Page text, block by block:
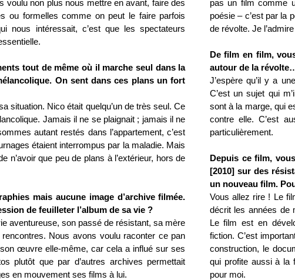
voulu non plus nous mettre en avant, faire des
ou formelles comme on peut le faire parfois
nous intéressait, c’est que les spectateurs
tout de même où il marche seul dans la
On sent dans ces plans un fort
situation. Nico était quelqu’un de très seul. Ce
Jamais il ne se plaignait ; jamais il ne
autant restés dans l’appartement, c’est
étaient interrompus par la maladie. Mais
n’avoir que peu de plans à l’extérieur, hors de
mais aucune image d’archive filmée.
de feuilleter l’album de sa vie ?
aventureuse, son passé de résistant, sa mère
Nous avons voulu raconter ce pan
œuvre elle-même, car cela a influé sur ses
plutôt que par d’autres archives permettait
en mouvement ses films à lui.
pas un film comme
poésie – c’est par la
de révolte. Je
De film en film,
autour de la
J’espère qu’il y a
C’est un sujet qui
sont à la marge, qui
contre elle. C’est
particulièrement.
Depuis ce film,
[2010] sur des
un nouveau film.
Vous allez rire ! Le
décrit les années de
Le film est en
fiction. C’est
construction, le
qui profite aussi à la
pour moi.